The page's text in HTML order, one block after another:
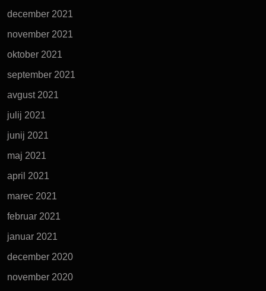
december 2021
november 2021
oktober 2021
september 2021
avgust 2021
julij 2021
junij 2021
maj 2021
april 2021
marec 2021
februar 2021
januar 2021
december 2020
november 2020